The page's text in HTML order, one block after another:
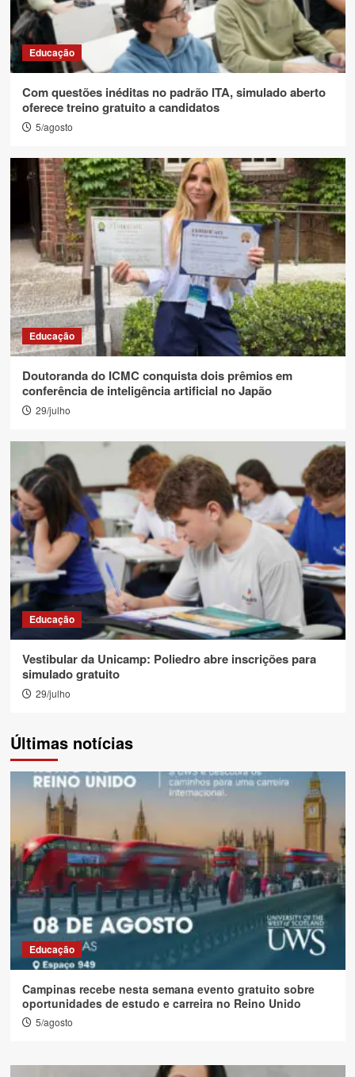
Educação
Com questões inéditas no padrão ITA, simulado aberto
oferece treino gratuito a candidatos
5/agosto
Educação
Doutoranda do ICMC conquista dois prêmios em
conferência de inteligência artificial no Japão
29/julho
Educação
Vestibular da Unicamp: Poliedro abre inscrições para
simulado gratuito
29/julho
Últimas notícias
Educação
Campinas recebe nesta semana evento gratuito sobre
oportunidades de estudo e carreira no Reino Unido
5/agosto